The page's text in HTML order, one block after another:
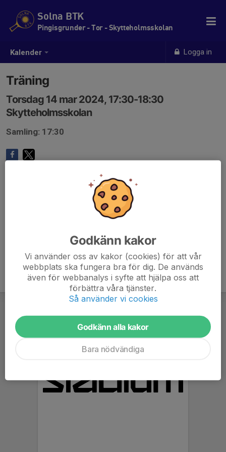
Kalender Logga in
Solna BTK
Pingisgrunder - Tor - Skytteholmsskolan
Träning
Torsdag 14 mar 2024, 17:30-18:30
Skytteholmsskolan
Samling: 17:30
Godkänn kakor
Vi använder oss av kakor (cookies) för att vår
webbplats ska fungera bra för dig. De används
även för webbanalys i syfte att hjälpa oss att
förbättra våra tjänster.
Så använder vi cookies
Godkänn alla kakor
Bara nödvändiga